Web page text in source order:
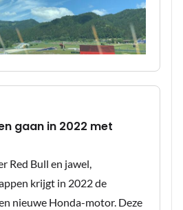
gaan in 2022 met
Red Bull en jawel,
krijgt in 2022 de
nieuwe Honda-motor. Deze